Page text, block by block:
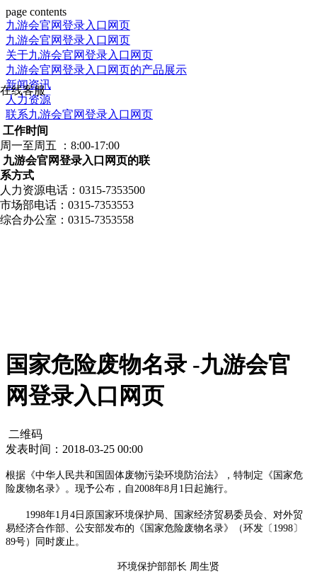
page contents
九游会官网登录入口网页
九游会官网登录入口网页
关于九游会官网登录入口网页
九游会官网登录入口网页的产品展示
新闻资讯
人力资源
联系九游会官网登录入口网页
国家危险废物名录 -九游会官
网登录入口网页
二维码
发表时间：2018-03-25 00:00
根据《中华人民共和国固体废物污染环境防治法》，特制定《国家危
险废物名录》。现予公布，自2008年8月1日起施行。
1998年1月4日原国家环境保护局、国家经济贸易委员会、对外贸
易经济合作部、公安部发布的《国家危险废物名录》（环发〔1998〕
89号）同时废止。
环境保护部部长 周生贤
在线客服
工作时间
周一至周五 ：8:00-17:00
九游会官网登录入口网页的联
系方式
人力资源电话：0315-7353500
市场部电话：0315-7353553
综合办公室：0315-7353558